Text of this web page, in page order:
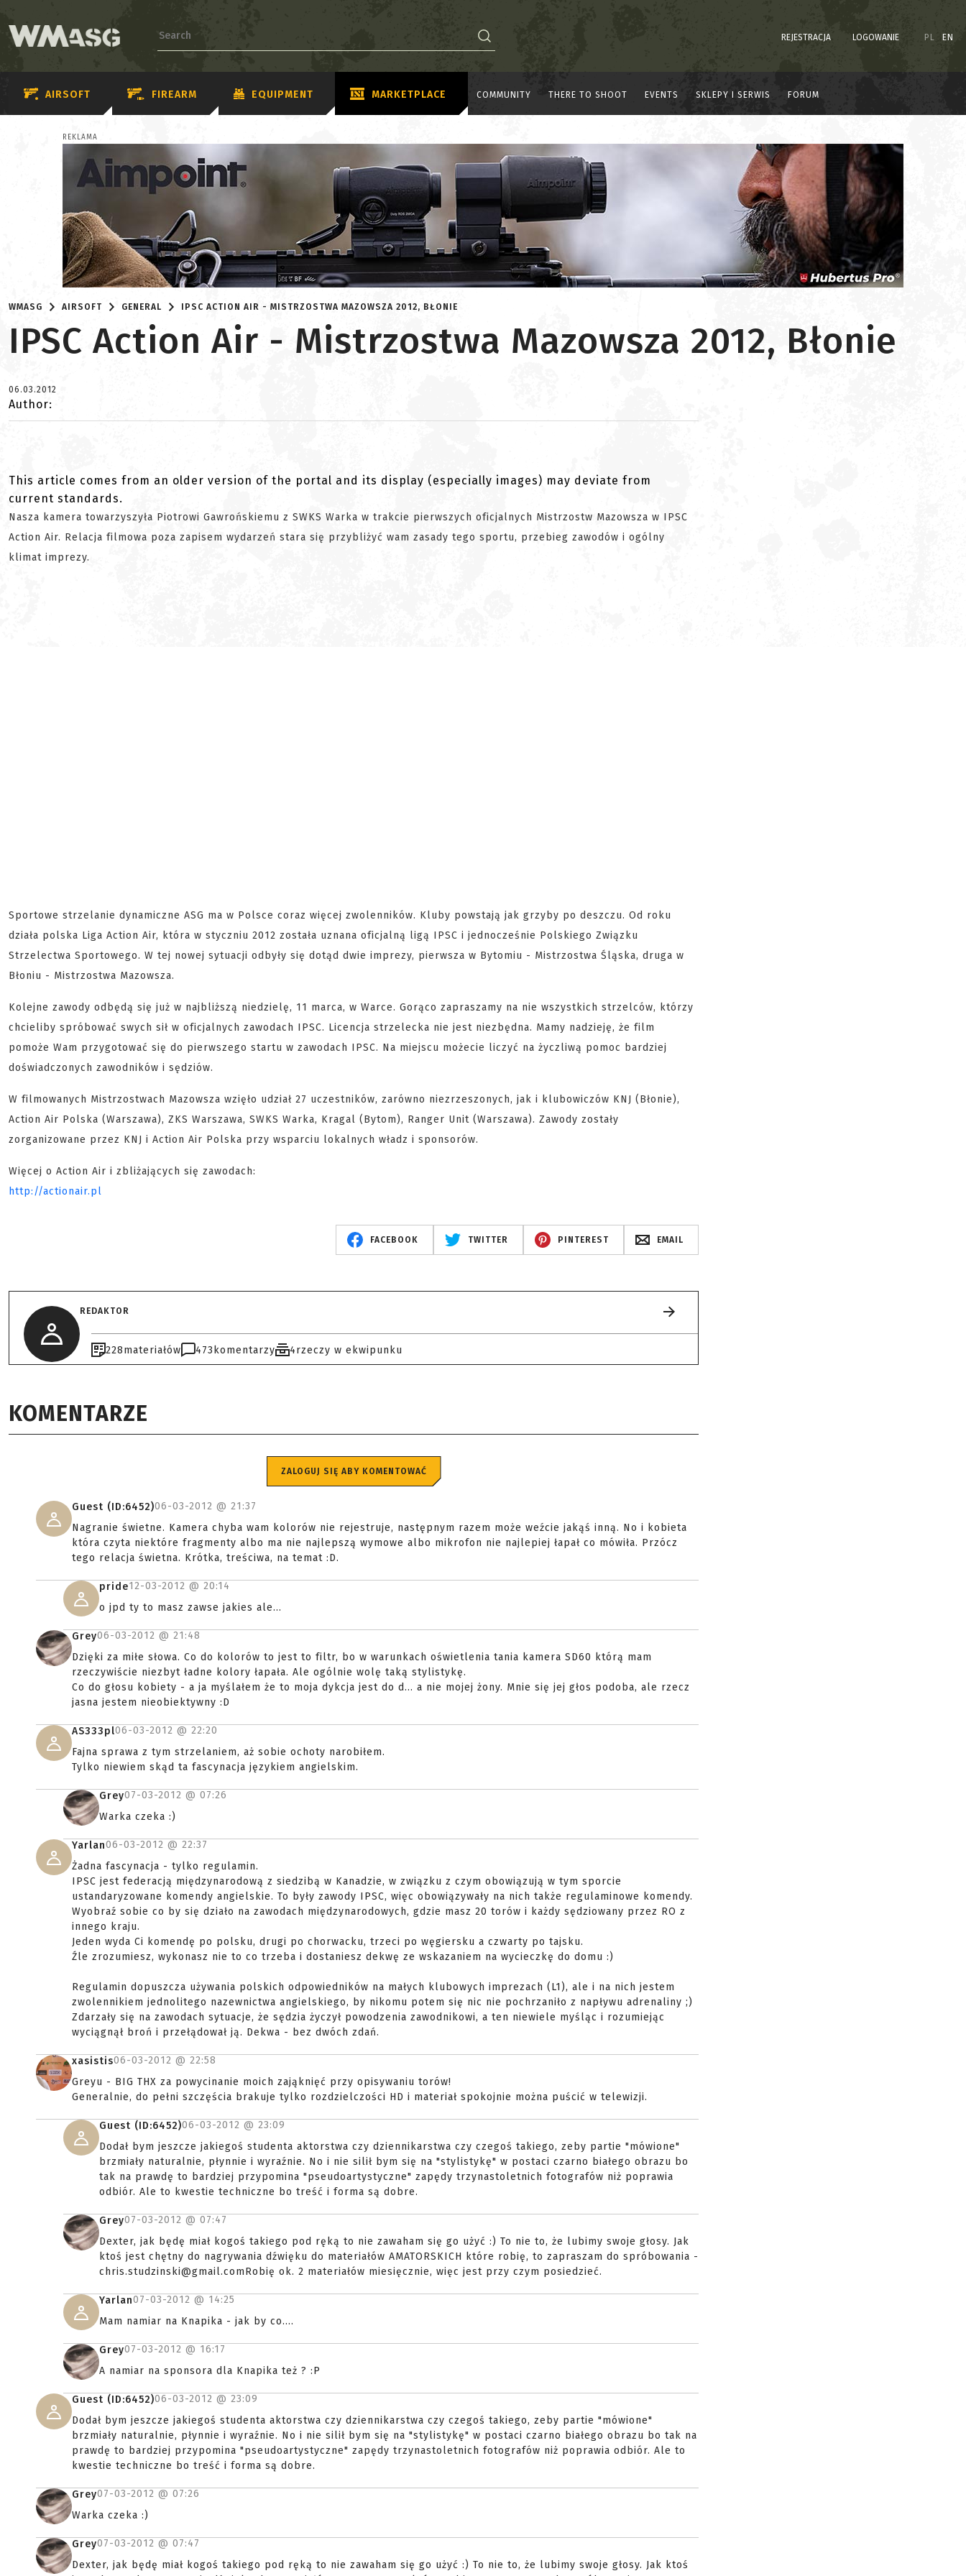
REJESTRACJA LOGOWANIE PL EN
AIRSOFT FIREARM EQUIPMENT MARKETPLACE COMMUNITY THERE TO SHOOT EVENTS SKLEPY I SERWIS FORUM
REKLAMA
WMASG AIRSOFT GENERAL IPSC ACTION AIR - MISTRZOSTWA MAZOWSZA 2012, BŁONIE
IPSC Action Air - Mistrzostwa Mazowsza 2012, Błonie
06.03.2012
Author:
This article comes from an older version of the portal and its display (especially images) may deviate from
current standards.
Nasza kamera towarzyszyła Piotrowi Gawrońskiemu z SWKS Warka w trakcie pierwszych oficjalnych Mistrzostw Mazowsza w IPSC
Action Air. Relacja filmowa poza zapisem wydarzeń stara się przybliżyć wam zasady tego sportu, przebieg zawodów i ogólny
klimat imprezy.
Sportowe strzelanie dynamiczne ASG ma w Polsce coraz więcej zwolenników. Kluby powstają jak grzyby po deszczu. Od roku
działa polska Liga Action Air, która w styczniu 2012 została uznana oficjalną ligą IPSC i jednocześnie Polskiego Związku
Strzelectwa Sportowego. W tej nowej sytuacji odbyły się dotąd dwie imprezy, pierwsza w Bytomiu - Mistrzostwa Śląska, druga w
Błoniu - Mistrzostwa Mazowsza.
Kolejne zawody odbędą się już w najbliższą niedzielę, 11 marca, w Warce. Gorąco zapraszamy na nie wszystkich strzelców, którzy
chcieliby spróbować swych sił w oficjalnych zawodach IPSC. Licencja strzelecka nie jest niezbędna. Mamy nadzieję, że film
pomoże Wam przygotować się do pierwszego startu w zawodach IPSC. Na miejscu możecie liczyć na życzliwą pomoc bardziej
doświadczonych zawodników i sędziów.
W filmowanych Mistrzostwach Mazowsza wzięło udział 27 uczestników, zarówno niezrzeszonych, jak i klubowiczów KNJ (Błonie),
Action Air Polska (Warszawa), ZKS Warszawa, SWKS Warka, Kragal (Bytom), Ranger Unit (Warszawa). Zawody zostały
zorganizowane przez KNJ i Action Air Polska przy wsparciu lokalnych władz i sponsorów.
Więcej o Action Air i zbliżających się zawodach:
http://actionair.pl
FACEBOOK TWITTER PINTEREST EMAIL
REDAKTOR
228materiałów 473 komentarzy 4rzeczy w ekwipunku
KOMENTARZE
ZALOGUJ SIĘ ABY KOMENTOWAĆ
Guest (ID:6452)06-03-2012 @ 21:37
Nagranie świetne. Kamera chyba wam kolorów nie rejestruje, następnym razem może weźcie jakąś inną. No i kobieta
która czyta niektóre fragmenty albo ma nie najlepszą wymowe albo mikrofon nie najlepiej łapał co mówiła. Przócz
tego relacja świetna. Krótka, treściwa, na temat :D.
pride12-03-2012 @ 20:14
o jpd ty to masz zawse jakies ale...
Grey06-03-2012 @ 21:48
Dzięki za miłe słowa. Co do kolorów to jest to filtr, bo w warunkach oświetlenia tania kamera SD60 którą mam
rzeczywiście niezbyt ładne kolory łapała. Ale ogólnie wolę taką stylistykę.
Co do głosu kobiety - a ja myślałem że to moja dykcja jest do d... a nie mojej żony. Mnie się jej głos podoba, ale rzecz
jasna jestem nieobiektywny :D
AS333pl06-03-2012 @ 22:20
Fajna sprawa z tym strzelaniem, aż sobie ochoty narobiłem.
Tylko niewiem skąd ta fascynacja językiem angielskim.
Grey07-03-2012 @ 07:26
Warka czeka :)
Yarlan06-03-2012 @ 22:37
Żadna fascynacja - tylko regulamin.
IPSC jest federacją międzynarodową z siedzibą w Kanadzie, w związku z czym obowiązują w tym sporcie
ustandaryzowane komendy angielskie. To były zawody IPSC, więc obowiązywały na nich także regulaminowe komendy.
Wyobraź sobie co by się działo na zawodach międzynarodowych, gdzie masz 20 torów i każdy sędziowany przez RO z
innego kraju.
Jeden wyda Ci komendę po polsku, drugi po chorwacku, trzeci po węgiersku a czwarty po tajsku.
Źle zrozumiesz, wykonasz nie to co trzeba i dostaniesz dekwę ze wskazaniem na wycieczkę do domu :)
Regulamin dopuszcza używania polskich odpowiedników na małych klubowych imprezach (L1), ale i na nich jestem
zwolennikiem jednolitego nazewnictwa angielskiego, by nikomu potem się nic nie pochrzaniło z napływu adrenaliny ;)
Zdarzały się na zawodach sytuacje, że sędzia życzył powodzenia zawodnikowi, a ten niewiele myśląc i rozumiejąc
wyciągnął broń i przełądował ją. Dekwa - bez dwóch zdań.
xasistis06-03-2012 @ 22:58
Greyu - BIG THX za powycinanie moich zająknięć przy opisywaniu torów!
Generalnie, do pełni szczęścia brakuje tylko rozdzielczości HD i materiał spokojnie można puścić w telewizji.
Guest (ID:6452)06-03-2012 @ 23:09
Dodał bym jeszcze jakiegoś studenta aktorstwa czy dziennikarstwa czy czegoś takiego, zeby partie "mówione"
brzmiały naturalnie, płynnie i wyraźnie. No i nie silił bym się na "stylistykę" w postaci czarno białego obrazu bo
tak na prawdę to bardziej przypomina "pseudoartystyczne" zapędy trzynastoletnich fotografów niż poprawia
odbiór. Ale to kwestie techniczne bo treść i forma są dobre.
Grey07-03-2012 @ 07:47
Dexter, jak będę miał kogoś takiego pod ręką to nie zawaham się go użyć :) To nie to, że lubimy swoje głosy. Jak
ktoś jest chętny do nagrywania dźwięku do materiałów AMATORSKICH które robię, to zapraszam do spróbowania -
chris.studzinski@gmail.comRobię ok. 2 materiałów miesięcznie, więc jest przy czym posiedzieć.
Yarlan07-03-2012 @ 14:25
Mam namiar na Knapika - jak by co....
Grey07-03-2012 @ 16:17
A namiar na sponsora dla Knapika też ? :P
Guest (ID:6452)06-03-2012 @ 23:09
Dodał bym jeszcze jakiegoś studenta aktorstwa czy dziennikarstwa czy czegoś takiego, zeby partie "mówione"
brzmiały naturalnie, płynnie i wyraźnie. No i nie silił bym się na "stylistykę" w postaci czarno białego obrazu bo tak na
prawdę to bardziej przypomina "pseudoartystyczne" zapędy trzynastoletnich fotografów niż poprawia odbiór. Ale to
kwestie techniczne bo treść i forma są dobre.
Grey07-03-2012 @ 07:26
Warka czeka :)
Grey07-03-2012 @ 07:47
Dexter, jak będę miał kogoś takiego pod ręką to nie zawaham się go użyć :) To nie to, że lubimy swoje głosy. Jak ktoś